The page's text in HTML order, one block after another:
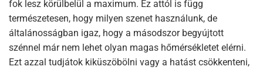
fok lesz körülbelül a maximum. Ez attól is függ
természetesen, hogy milyen szenet használunk, de
általánosságban igaz, hogy a másodszor begyújtott
szénnel már nem lehet olyan magas hőmérsékletet elérni.
Ezt azzal tudjátok kiküszöbölni vagy a hatást csökkenteni,